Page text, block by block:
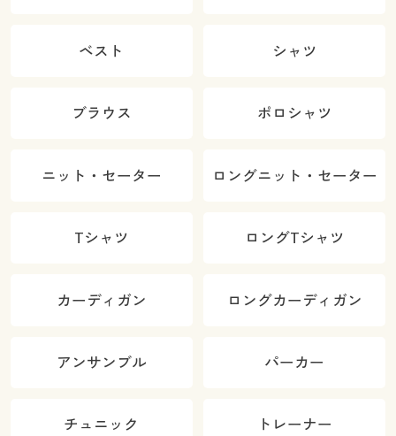
ベスト シャツ
ブラウス ポロシャツ
ニット・セーター ロングニット・セーター
Tシャツ ロングTシャツ
カーディガン ロングカーディガン
アンサンブル パーカー
チュニック トレーナー